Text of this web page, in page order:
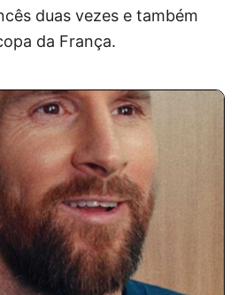
duas vezes e também
da França.